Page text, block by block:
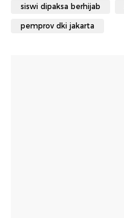
siswi dipaksa berhijab
pemprov dki jakarta